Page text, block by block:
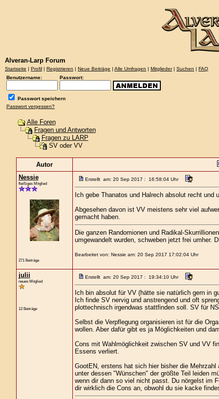
Alveran-Larp Forum
Startseite | Profil | Registrieren | Neue Beiträge | Alle Umfragen | Mitglieder| Suchen | FAQ
Benutzername:
Passwort:
Passwort speichern
Passwort vergessen?
Alle Foren
Fragen und Antworten
Fragen zu LARP
SV oder VV
Autor
Nessie
fleißiges Mitglied
271 Beiträge
Erstellt am: 20 Sep 2017 : 16:58:04 Uhr
Ich gebe Thanatos und Halrech absolut recht und
Abgesehen davon ist VV meistens sehr viel
gemacht haben.
Die ganzen Randomionen und Radikal-
umgewandelt wurden, schweben jetzt frei umher.
Bearbeitet von: Nessie am: 20 Sep 2017 17:02:04 Uhr
julii
neues Mitglied
12 Beiträge
Erstellt am: 20 Sep 2017 : 19:34:10 Uhr
Ich bin absolut für VV (hätte sie natürlich gern in
Ich finde SV nervig und anstrengend und oft
plottechnisch irgendwas stattfinden soll. SV für
Selbst die Verpflegung organisieren ist für die
wollen. Aber dafür gibt es ja Möglichkeiten und
Cons mit Wahlmöglichkeit zwischen SV und VV
Essens verliert.
GootEN, erstens hat sich hier bisher die
unter dessen "Wünschen" der größte Teil leiden
wenn dir dann so viel nicht passt. Du nörgelst im
dir wirklich die Cons an, obwohl du sie kacke